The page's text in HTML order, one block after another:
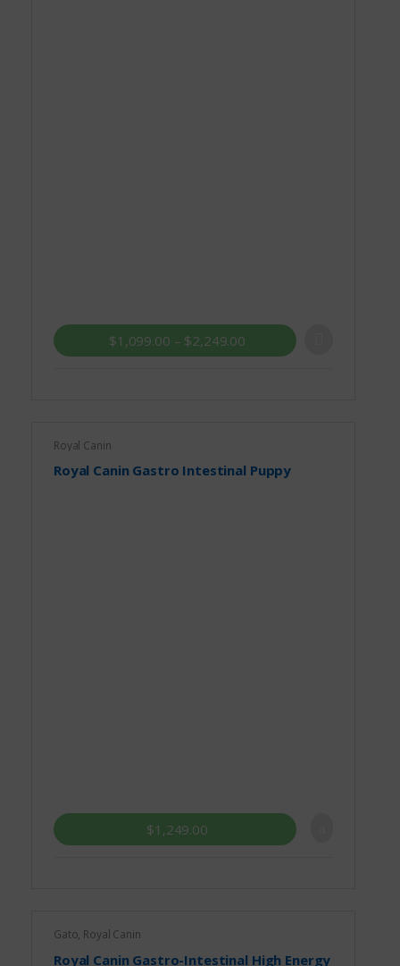
$1,099.00 – $2,249.00
Royal Canin
Royal Canin Gastro Intestinal Puppy
$1,249.00
Gato, Royal Canin
Royal Canin Gastro-Intestinal High Energy